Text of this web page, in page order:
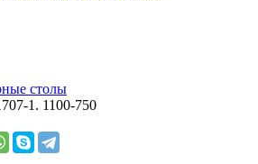
столы
1. 1100-750